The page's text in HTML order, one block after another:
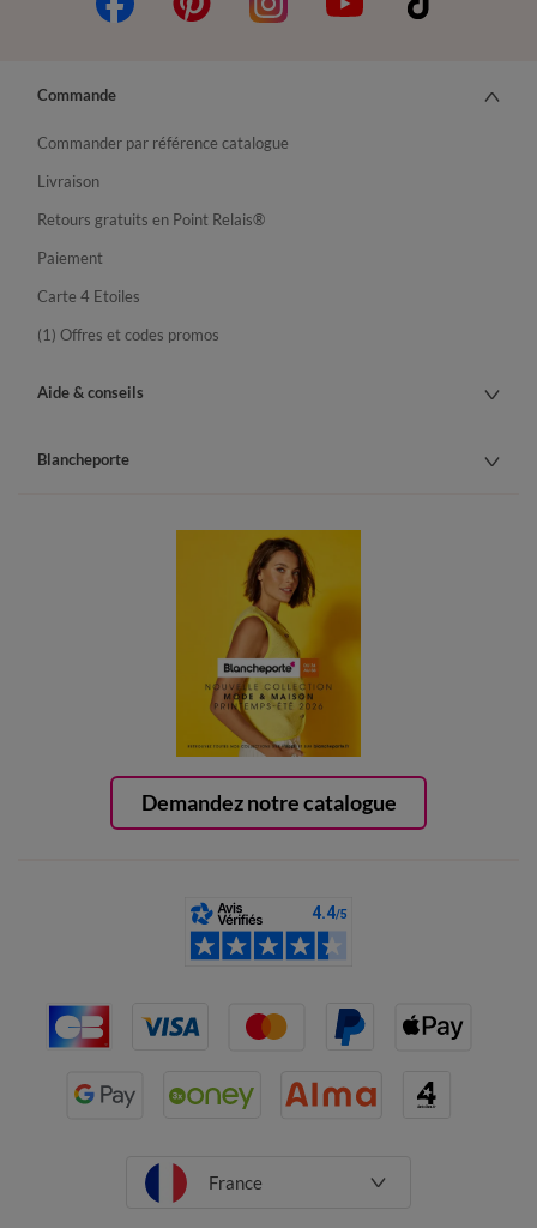
Demandez notre catalogue
Commande
Commander par référence catalogue
Livraison
Retours gratuits en Point Relais®
Paiement
Carte 4 Etoiles
(1) Offres et codes promos
Aide & conseils
Blancheporte
France